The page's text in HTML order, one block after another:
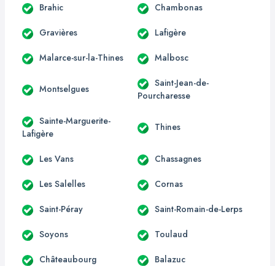
Brahic Chambonas
Gravières Lafigère
Malarce-sur-la-Thines Malbosc
Montselgues
Saint-Jean-de-
Pourcharesse
Sainte-Marguerite-
Lafigère
Thines
Les Vans Chassagnes
Les Salelles Cornas
Saint-Péray Saint-Romain-de-Lerps
Soyons Toulaud
Châteaubourg Balazuc